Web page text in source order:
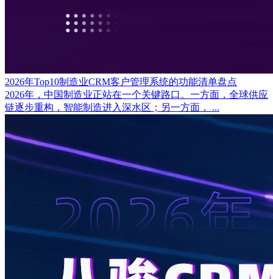
2026年Top10制造业CRM客户管理系统的功能清单盘点
2026年，中国制造业正站在一个关键路口。一方面，全球供应
链逐步重构，智能制造进入深水区；另一方面， ...